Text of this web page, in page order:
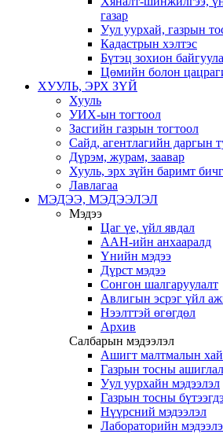
газар
Уул уурхай, газрын
Кадастрын хэлтэс
Бүтэц зохион
Цөмийн болон
ХУУЛЬ, ЭРХ ЗҮЙ
Хууль
УИХ-ын тогтоол
Засгийн газрын тогтоол
Сайд, агентлагийн даргын
Дүрэм, журам, заавар
Хууль, эрх зүйн баримт
Лавлагаа
МЭДЭЭ, МЭДЭЭЛЭЛ
Мэдээ
Цаг үе, үйл явдал
ААН-ийн анхааралд
Үнийн мэдээ
Дүрст мэдээ
Сонгон шалгаруулалт
Авлигын эсрэг үйл
Нээлттэй өгөгдөл
Архив
Салбарын мэдээлэл
Ашигт малтмалын
Газрын тосны
Уул уурхайн мэдээлэл
Газрын тосны
Нүүрсний мэдээлэл
Лабораторийн